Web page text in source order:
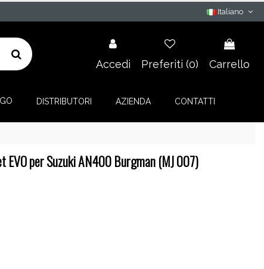
Italiano
Accedi Preferiti (0) Carrello
DISTRIBUTORI AZIENDA CONTATTI
EVO per Suzuki AN400 Burgman (MJ 007)